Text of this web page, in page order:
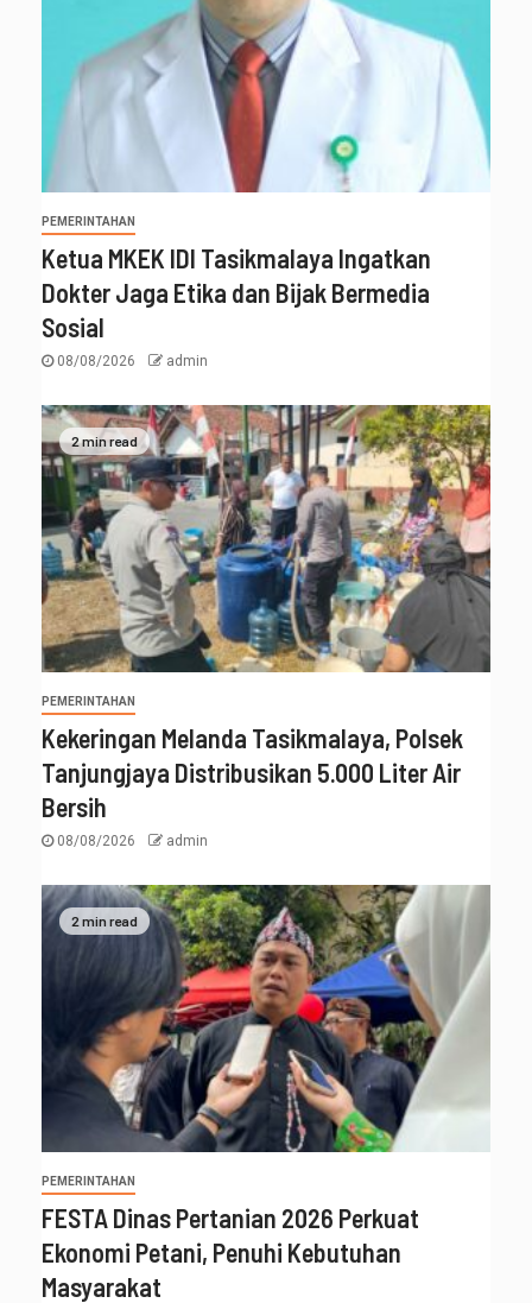
PEMERINTAHAN
Ketua MKEK IDI Tasikmalaya Ingatkan
Dokter Jaga Etika dan Bijak Bermedia
Sosial
08/08/2026 admin
2 min read
PEMERINTAHAN
Kekeringan Melanda Tasikmalaya, Polsek
Tanjungjaya Distribusikan 5.000 Liter Air
Bersih
08/08/2026 admin
2 min read
PEMERINTAHAN
FESTA Dinas Pertanian 2026 Perkuat
Ekonomi Petani, Penuhi Kebutuhan
Masyarakat